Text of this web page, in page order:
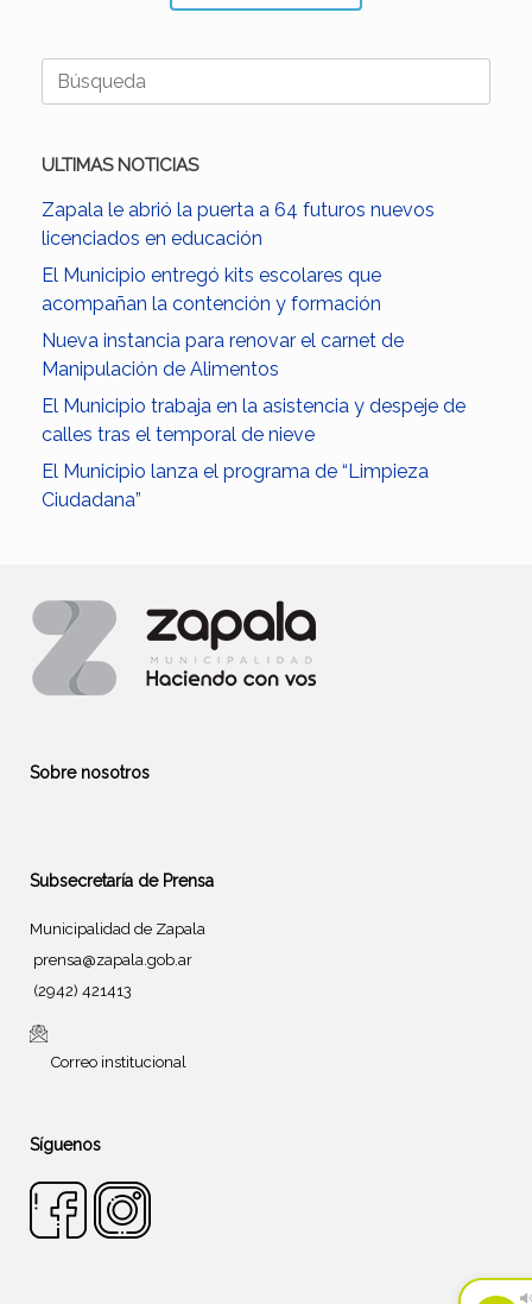
Buscar:
ULTIMAS NOTICIAS
Zapala le abrió la puerta a 64 futuros nuevos
licenciados en educación
El Municipio entregó kits escolares que
acompañan la contención y formación
Nueva instancia para renovar el carnet de
Manipulación de Alimentos
El Municipio trabaja en la asistencia y despeje de
calles tras el temporal de nieve
El Municipio lanza el programa de “Limpieza
Ciudadana”
Sobre nosotros
Subsecretaría de Prensa
Municipalidad de Zapala
prensa@zapala.gob.ar
(2942) 421413
Correo institucional
Síguenos